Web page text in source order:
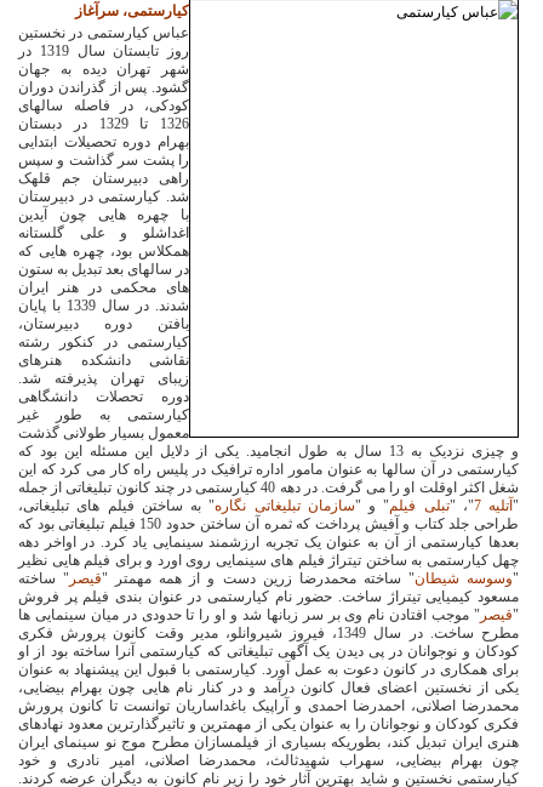
کیارستمی، سرآغاز
عباس کیارستمی در نخستین
روز تابستان سال 1319 در
شهر تهران دیده به جهان
گشود. پس از گذراندن دوران
کودکی، در فاصله سالهای
1326 تا 1329 در دبستان
بهرام دوره تحصیلات ابتدایی
را پشت سر گذاشت و سپس
راهی دبیرستان جم قلهک
شد. کیارستمی در دبیرستان
با چهره هایی چون آیدین
اغداشلو و علی گلستانه
همکلاس بود، چهره هایی که
در سالهای بعد تبدیل به ستون
های محکمی در هنر ایران
شدند. در سال 1339 با پایان
یافتن دوره دبیرستان،
کیارستمی در کنکور رشته
نقاشی دانشکده هنرهای
زیبای تهران پذیرفته شد.
دوره تحصلات دانشگاهی
کیارستمی به طور غیر
معمول بسیار طولانی گذشت
و چیزی نزدیک به 13 سال به طول انجامید. یکی از دلایل این مسئله این بود که
کیارستمی در آن سالها به عنوان مامور اداره ترافیک در پلیس راه کار می کرد که این
شغل اکثر اوقلت او را می گرفت. در دهه 40 کیارستمی در چند کانون تبلیغاتی از جمله
" آتلیه 7"، "تبلی فیلم" و "سازمان تبلیغاتی نگاره" به ساختن فیلم های تبلیغاتی،
طراحی جلد کتاب و آفیش پرداخت که ثمره آن ساختن حدود 150 فیلم تبلیغاتی بود که
بعدها کیارستمی از آن به عنوان یک تجربه ارزشمند سینمایی یاد کرد. در اواخر دهه
چهل کیارستمی به ساختن تیتراژ فیلم های سینمایی روی اورد و برای فیلم هایی نظیر
"وسوسه شیطان" ساخته محمدرضا زرین دست و از همه مهمتر "قیصر " ساخته
مسعود کیمیایی تیتراژ ساخت. حضور نام کیارستمی در عنوان بندی فیلم پر فروش
"قیصر " موجب افتادن نام وی بر سر زبانها شد و او را تا حدودی در میان سینمایی ها
مطرح ساخت. در سال 1349، فیروز شیروانلو، مدیر وقت کانون پرورش فکری
کودکان و نوجوانان در پی دیدن یک آگهی تبلیغاتی که کیارستمی آنرا ساخته بود از او
برای همکاری در کانون دعوت به عمل آورد. کیارستمی با قبول این پیشنهاد به عنوان
یکی از نخستین اعضای فعال کانون درآمد و در کنار نام هایی چون بهرام بیضایی،
محمدرضا اصلانی، احمدرضا احمدی و آراپیک باغداساریان توانست تا کانون پرورش
فکری کودکان و نوجوانان را به عنوان یکی از مهمترین و تاثیرگذارترین معدود نهادهای
هنری ایران تبدیل کند، بطوریکه بسیاری از فیلمسازان مطرح موج نو سینمای ایران
چون بهرام بیضایی، سهراب شهیدثالث، محمدرضا اصلانی، امیر نادری و خود
کیارستمی نخستین و شاید بهترین آثار خود را زیر نام کانون به دیگران عرضه کردند.